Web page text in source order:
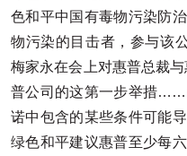
色和平中国有毒物污染防
物污染的目击者，参与该
梅家永在会上对惠普总裁
普公司的这第一步举措……
诺中包含的某些条件可能
绿色和平建议惠普至少每